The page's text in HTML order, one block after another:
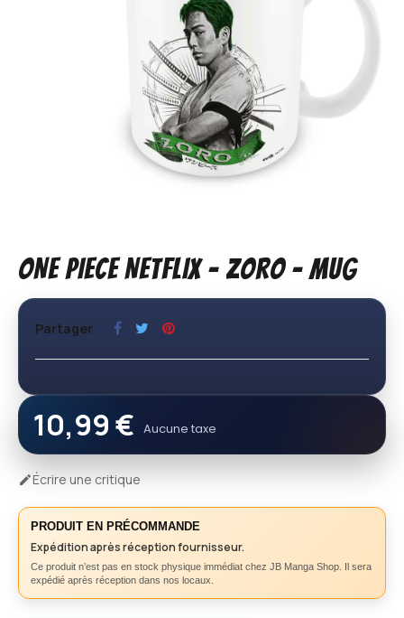
ONE PIECE NETFLIX - Zoro - Mug
Partager
10,99 € Aucune taxe
Écrire une critique
PRODUIT EN PRÉCOMMANDE
Expédition après réception fournisseur.
Ce produit n’est pas en stock physique immédiat chez JB Manga Shop. Il sera
expédié après réception dans nos locaux.